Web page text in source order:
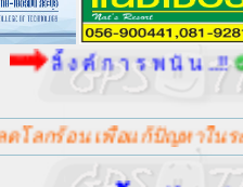
ลิ้ ง ค์ ก า ร พ นั น ..!!
อแก้ปัญหาในระยะยาวใน